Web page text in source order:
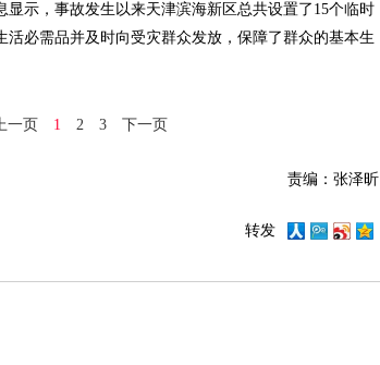
示，事故发生以来天津滨海新区总共设置了15个临时
活必需品并及时向受灾群众发放，保障了群众的基本生
一页 1 2 3 下一页
责编：张泽昕
转发